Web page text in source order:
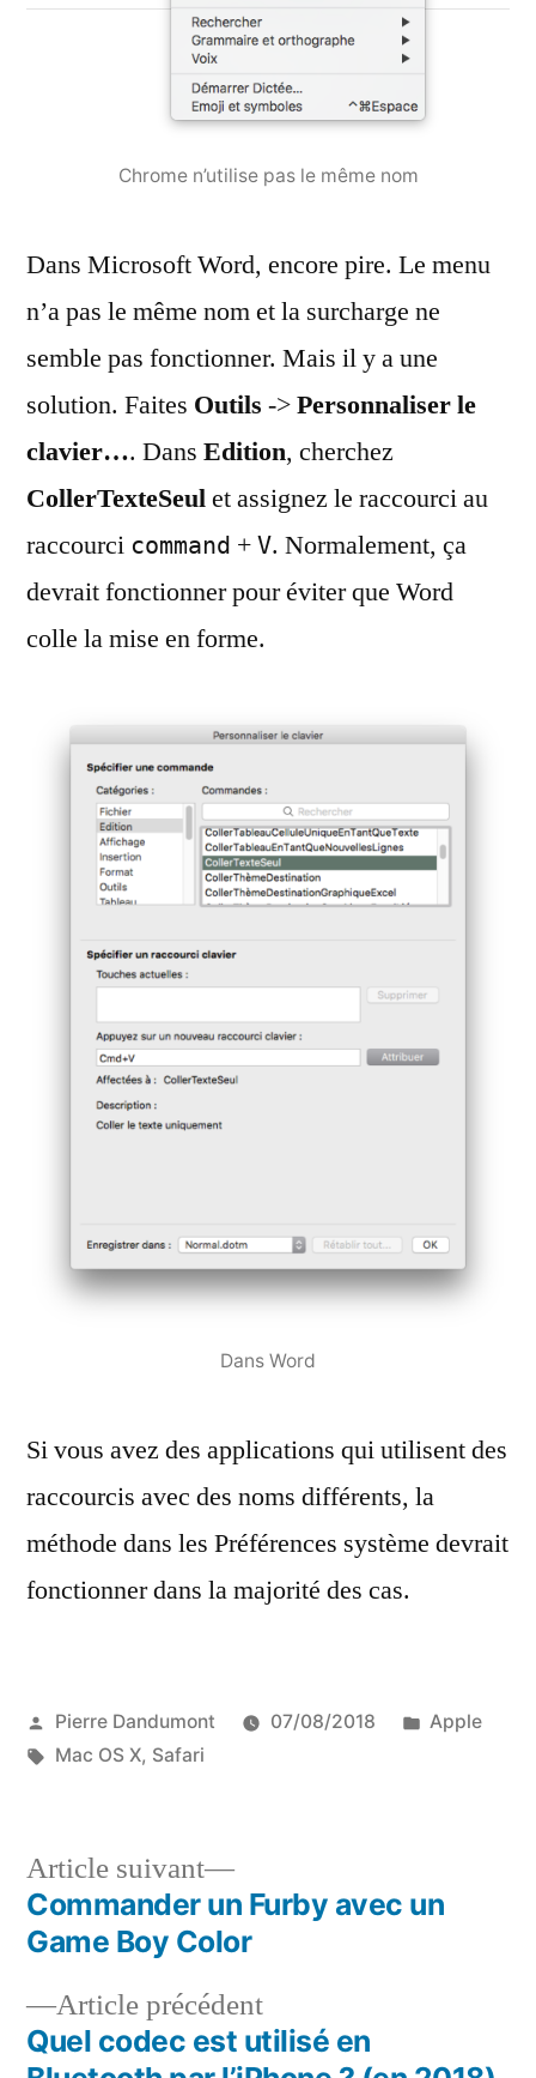
Chrome n’utilise pas le même nom
Dans Microsoft Word, encore pire. Le menu
n’a pas le même nom et la surcharge ne
semble pas fonctionner. Mais il y a une
solution. Faites Outils ->Personnaliser le
clavier…. Dans Edition, cherchez
CollerTexteSeulet assignez le raccourci au
raccourci command + V. Normalement, ça
devrait fonctionner pour éviter que Word
colle la mise en forme.
Dans Word
Si vous avez des applications qui utilisent des
raccourcis avec des noms différents, la
méthode dans les Préférences système devrait
fonctionner dans la majorité des cas.
Publié
par
Pierre Dandumont 07/08/2018
Publié
Apple
Étiquettes :
Mac OS X, Safari
Navigation
l’article
Article précédentArticle
précédent :
Quel codec est utilisé en
Article suivant
Article
suivant :
Commander un Furby avec un
Game Boy Color